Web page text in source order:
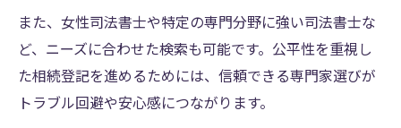
また、女性司法書士や特定の専門分野に強い司法書士な
ど、ニーズに合わせた検索も可能です。公平性を重視し
た相続登記を進めるためには、信頼できる専門家選びが
トラブル回避や安心感につながります。